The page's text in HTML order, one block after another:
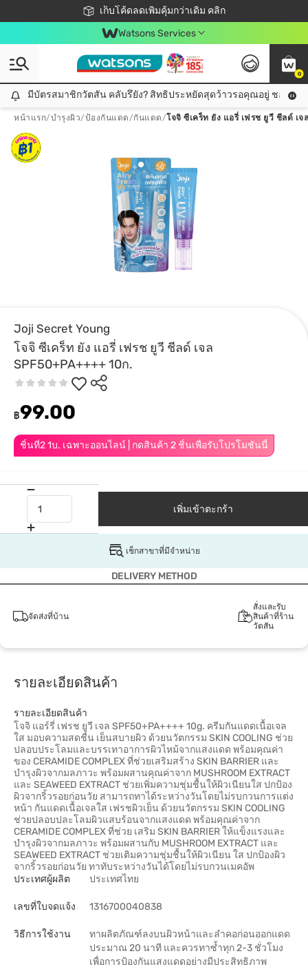
เก็บโค้ดลดเพิ่มคุ้มกว่าเดิม คลิก
ชอปออนไลน์ครั้งแรก ลดเพิ่มจุก ๆ 10%! 🎉
📦ส่งฟรี! เมื่อชอป 499฿
สมาชิกวัตสัน คลับดียังไง?
Watsons Services
0
มีบัตรสมาชิกวัตสัน คลับรึยัง? สิทธิประหยัดสุดว้าวรอคุณอยู่ ชอปคุ้มกว่าเดิม คลิก!
มีบัตรสมาชิกวัตสัน คลับรึยัง? สิทธิประหยัดสุดว้าวรอคุณอยู่ ชอปคุ้มก
หน้าแรก/บำรุงผิว/ป้องกันแดด/กันแดด/โจจิ ซีเคร็ท ยัง แอรี่ เฟรช ยูวี ชีลด์ เจ
Joji Secret Young
โจจิ ซีเคร็ท ยัง แอรี่ เฟรช ยูวี ชีลด์ เจล
SPF50+PA++++ 10ก.
ชิ้นที่2 1บ. เฉพาะออนไลน์ | กดสินค้า 2 ชิ้นเพื่อรับโปรโมชันนี้
฿99.00
เพิ่มเข้าตะกร้า
เช็กสาขาที่มีจำหน่าย
DELIVERY METHOD
จัดส่งที่บ้าน
สั่งและรับ
สินค้าที่ร้าน
วัตสัน
รายละเอียดสินค้า
รายละเอียดสินค้า
โจจิ แอร์รี่ เฟรช ยูวี เจล SPF50+PA++++ 10g. ครีมกันแดดเนื้อเจล
ใส มอบความสดชื่น เย็นสบายผิว ด้วยนวัตกรรม SKIN COOLING ช่วย
ปลอบประโลมและบรรเทาอาการผิวไหม้จากแสงแดด พร้อมคุณค่า
ของ CERAMIDE COMPLEX ที่ช่วยเสริมสร้าง SKIN BARRIER และ
บำรุงผิวจากมลภาวะ พร้อมผสานคุณค่าจาก MUSHROOM EXTRACT
และ SEAWEED EXTRACT ช่วยเพิ่มความชุ่มชื้นให้ผิวเนียนใส ปกป้อง
ผิวจากริ้วรอยก่อนวัย สามารถทาได้ระหว่างวันโดยไม่รบกวนการแต่ง
หน้า กันแดดเนื้อเจลใส เฟรชผิวเย็น ด้วยนวัตกรรม SKIN COOLING
ช่วยปลอบปละโลมผิวแสบร้อนจากแสงแดด พร้อมคุณค่าจาก
CERAMIDE COMPLEX ที่ช่วย เสริม SKIN BARRIER ให้แข็งแรงและ
บํารุงผิวจากมลภาวะ พร้อมผสานกับ MUSHROOM EXTRACT และ
SEAWEED EXTRACT ช่วยเติมความชุ่มชื้นให้ผิวเนียน ใส ปกป้องผิว
จากริ้วรอยก่อนวัย ทาทับระหว่างวันได้โดยไม่รบกวนเมคอัพ
ประเทศผู้ผลิต
ประเทศไทย
เลขที่ใบจดแจ้ง 1316700040838
วิธีการใช้งาน
ทาผลิตภัณฑ์ลงบนผิวหน้าและลำคอก่อนออกแดด
ประมาณ 20 นาที และควรทาซ้ำทุก 2-3 ชั่วโมง
เพื่อการป้องกันแสงแดดอย่างมีประสิทธิภาพ